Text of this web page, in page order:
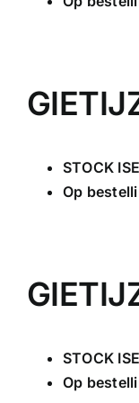
STOCK
Op
STOCK
Op